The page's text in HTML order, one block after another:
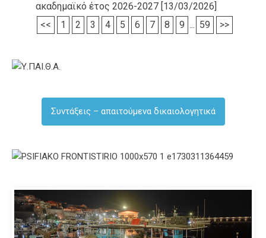
ακαδημαϊκό έτος 2026-2027 [13/03/2026]
<<
1 2 3 4 5 6 7 8 9 ... 59 >>
Συντάξεις – απαιτούμενα δικαιολογητικά